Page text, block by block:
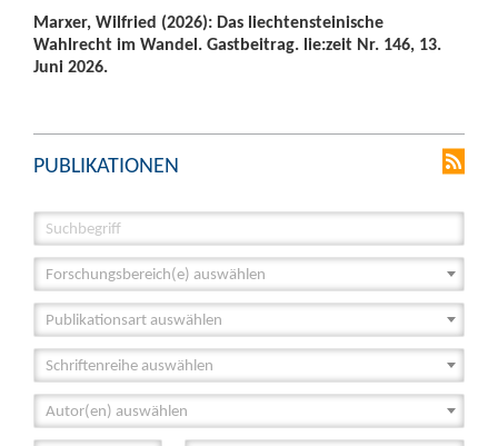
Marxer, Wilfried (2026): Das liechtensteinische
Wahlrecht im Wandel. Gastbeitrag. lie:zeit Nr. 146, 13.
Juni 2026.
PUBLIKATIONEN
Forschungsbereich(e) auswählen
Publikationsart auswählen
Schriftenreihe auswählen
Autor(en) auswählen